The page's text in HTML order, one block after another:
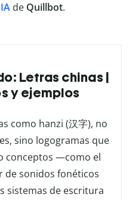
de Quillbot.
Letras chinas |
y ejemplos
como hanzi (汉字), no
sino logogramas que
conceptos —como el
de sonidos fonéticos
sistemas de escritura